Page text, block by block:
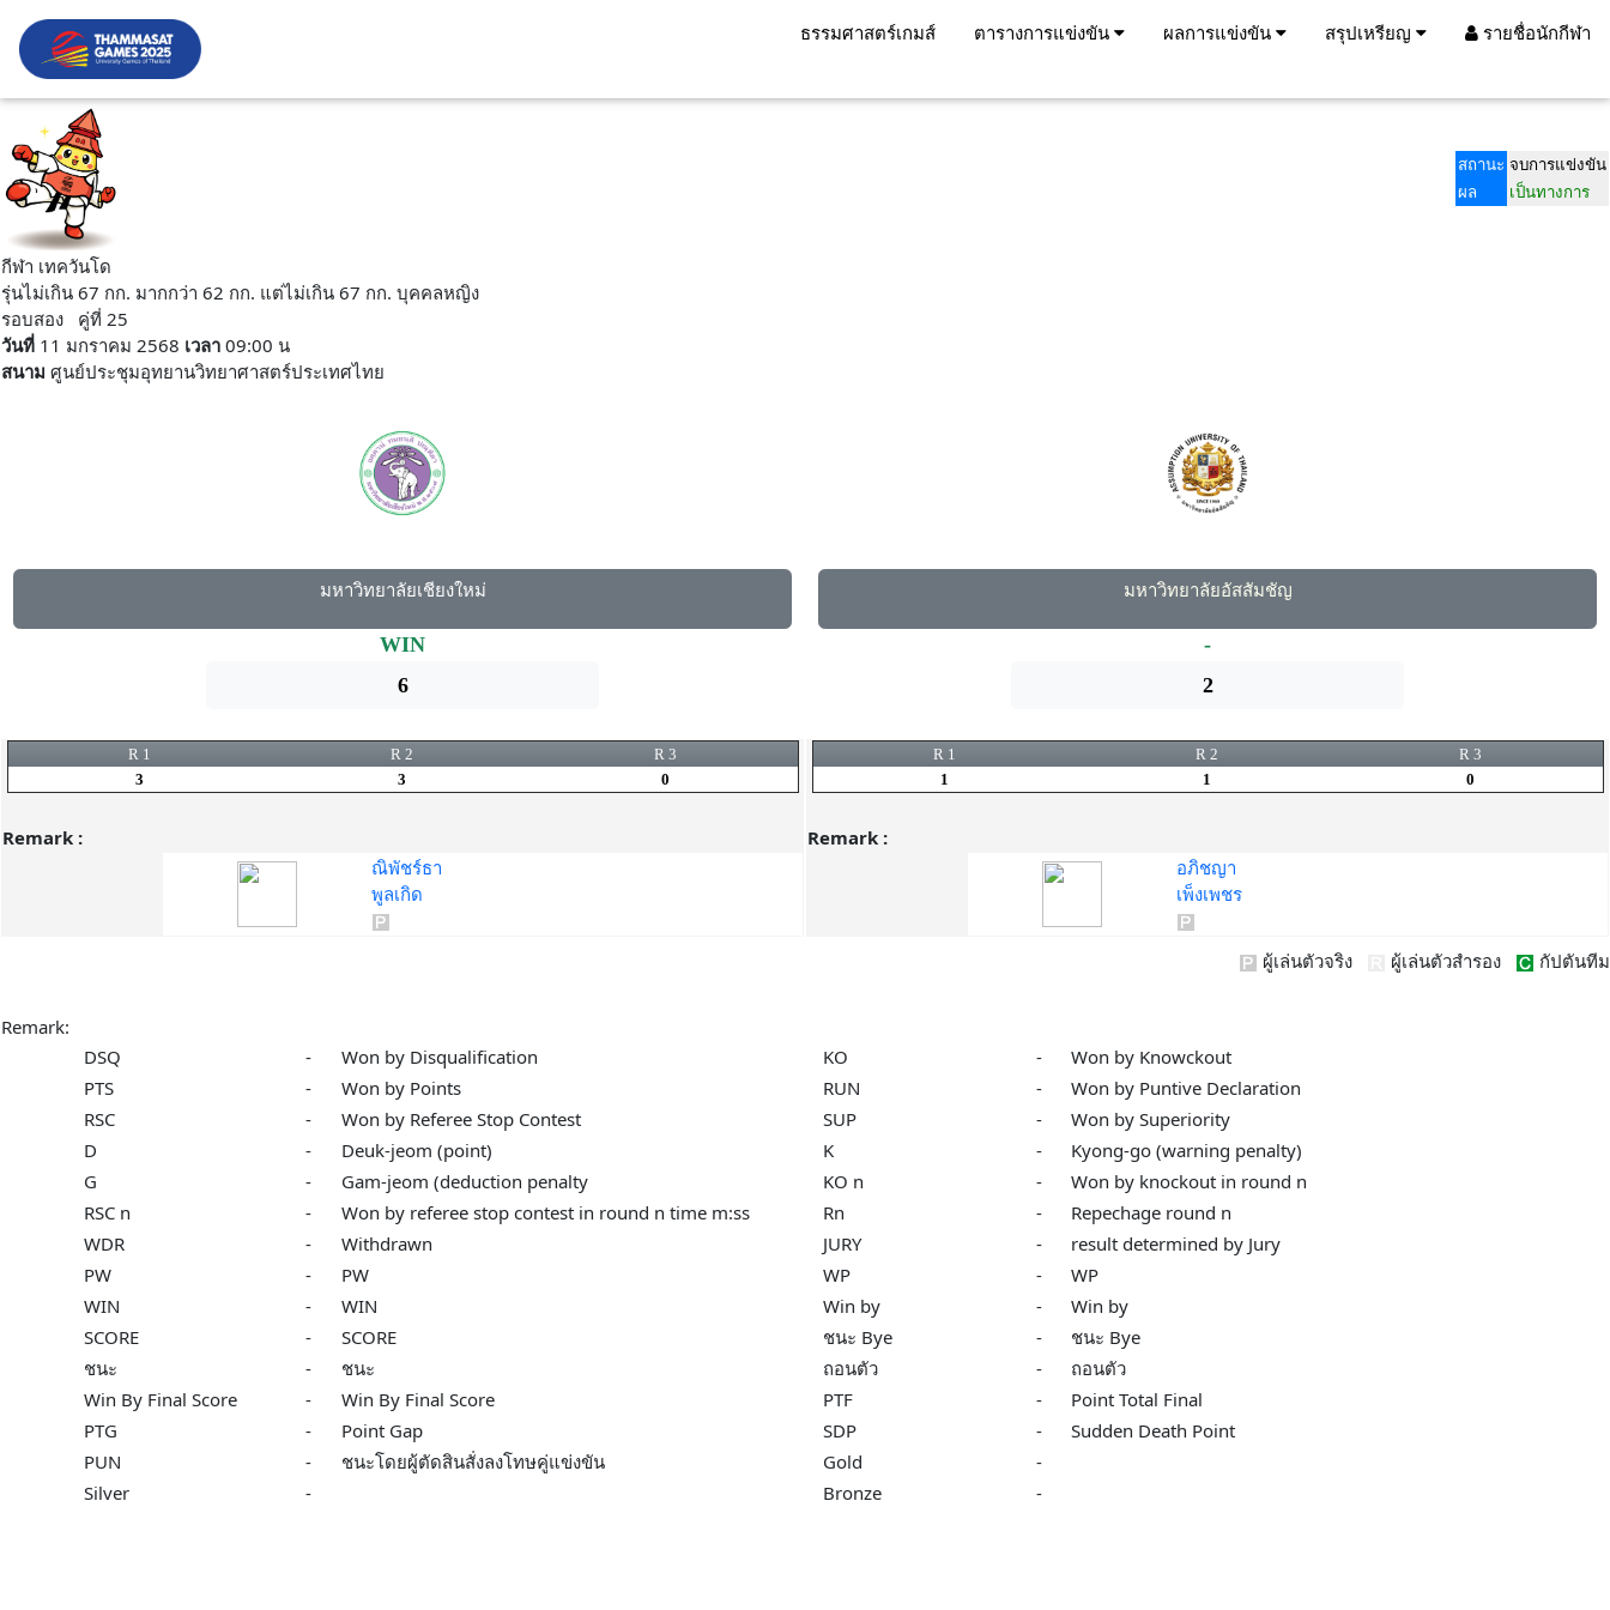
ธรรมศาสตร์เกมส์ ตารางการแข่งขัน ผลการแข่งขัน สรุปเหรียญ รายชื่อนักกีฬา
สถานะ จบการแข่งขัน
ผล
เป็นทางการ
กีฬา เทควันโด
รุ่นไม่เกิน 67 กก. มากกว่า 62 กก. แต่ไม่เกิน 67 กก. บุคคลหญิง
รอบสอง คู่ที่ 25
วันที่ 11 มกราคม 2568 เวลา 09:00 น
สนาม ศูนย์ประชุมอุทยานวิทยาศาสตร์ประเทศไทย
มหาวิทยาลัยเชียงใหม่
WIN
6
R 1 R 2
R 3
3
3 0
Remark :
ณิพัชร์ธา
พูลเกิด
มหาวิทยาลัยอัสสัมชัญ
-
2
R 1 R 2
R 3
1
1 0
Remark :
อภิชญา
เพ็งเพชร
ผู้เล่นตัวจริง ผู้เล่นตัวสำรอง กัปตันทีม
Remark:
DSQ
- Won by Disqualification KO -
Won by Knowckout
PTS
- Won by Points RUN -
Won by Puntive Declaration
RSC
- Won by Referee Stop Contest SUP -
Won by Superiority
D
- Deuk-jeom (point) K -
Kyong-go (warning penalty)
G
- Gam-jeom (deduction penalty KO n -
Won by knockout in round n
RSC n
- Won by referee stop contest in round n time m:ss Rn -
Repechage round n
WDR
- Withdrawn JURY -
result determined by Jury
PW
- PW WP -
WP
WIN
- WIN Win by -
Win by
SCORE
- SCORE ชนะ Bye -
ชนะ Bye
ชนะ
- ชนะ ถอนตัว -
ถอนตัว
Win By Final Score
- Win By Final Score PTF -
Point Total Final
PTG
- Point Gap SDP -
Sudden Death Point
PUN
- ชนะโดยผู้ตัดสินสั่งลงโทษคู่แข่งขัน Gold
-
Silver
- Bronze -